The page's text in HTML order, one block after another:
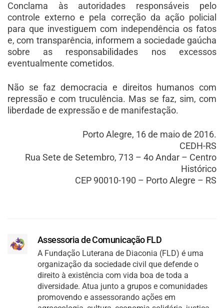
Conclama às autoridades responsáveis pelo
controle externo e pela correção da ação policial
para que investiguem com independência os fatos
e, com transparência, informem a sociedade gaúcha
sobre as responsabilidades nos excessos
eventualmente cometidos.
Não se faz democracia e direitos humanos com
repressão e com truculência. Mas se faz, sim, com
liberdade de expressão e de manifestação.
Porto Alegre, 16 de maio de 2016.
CEDH-RS
Rua Sete de Setembro, 713 – 4o Andar – Centro
Histórico
CEP 90010-190 – Porto Alegre – RS
Assessoria de Comunicação FLD
A Fundação Luterana de Diaconia (FLD) é uma
organização da sociedade civil que defende o
direito à existência com vida boa de toda a
diversidade. Atua junto a grupos e comunidades
promovendo e assessorando ações em